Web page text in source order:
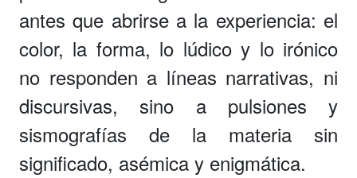
antes que abrirse a la experiencia: el
color, la forma, lo lúdico y lo irónico
no responden a líneas narrativas, ni
discursivas, sino a pulsiones y
sismografías de la materia sin
significado, asémica y enigmática.